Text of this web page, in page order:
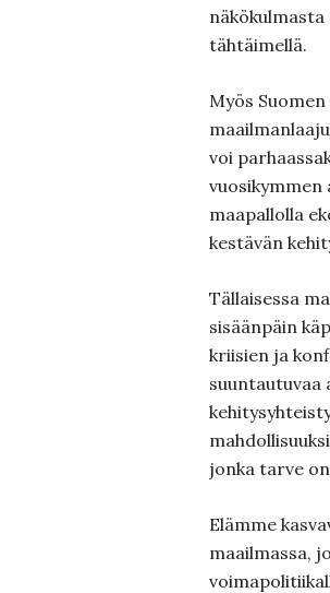
näkökulmasta
tähtäimellä.
Myös
voi
vuosikymmen
maapallolla
kestävän
Tällaisessa
sisäänpäin
kriisien ja
suuntautuvaa
jonka tarve
Elämme
maailmassa,